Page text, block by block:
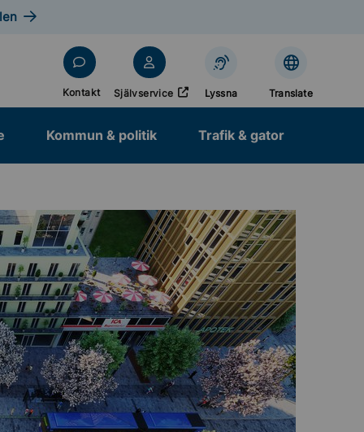
Kontakt Självservice
Öppnas i nytt fönster
Lyssna Translate
Kommun & politik Trafik & gator